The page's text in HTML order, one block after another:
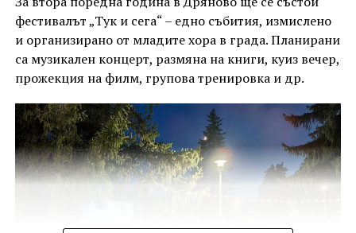
фестивалът „Тук и сега“ – едно събития, измислено
и организирано от младите хора в града. Планирани
са музикален концерт, размяна на книги, куиз вечер,
прожекция на филм, групова тренировка и др.